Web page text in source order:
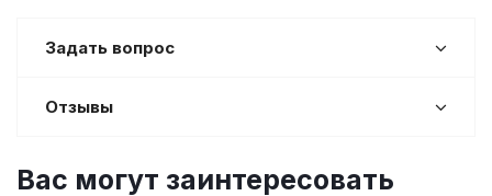
Задать вопрос
Отзывы
Вас могут заинтересовать